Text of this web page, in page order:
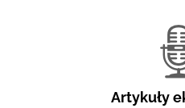
Artykuły